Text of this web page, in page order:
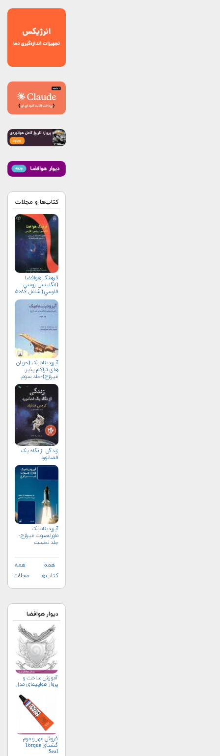
کتاب‌ها و مجلات
فرهنگ هوافضا
(انگليسي-روسي-
فارسي) شامل ۵۰۸۶
واژه‌ی علمي و فني
آیرودینامیک (جریان
های تراکم پذیر
غیرلزج)-جلد سوم
زندگی از نگاه یک
فضانورد
آیرودینامیک
ماوراءصوت غیرلزج-
جلد نخست
همه
کتاب‌ها
همه
مجلات
دیوار هوافضا
آموزش ساخت و
پرواز هواپیمای مدل
فروش مهر و موم
گشتاور Torque
Seal